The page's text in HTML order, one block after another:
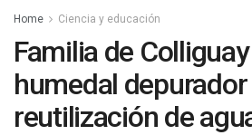
Home Ciencia y educación
Familia de
humedal
reutilización de